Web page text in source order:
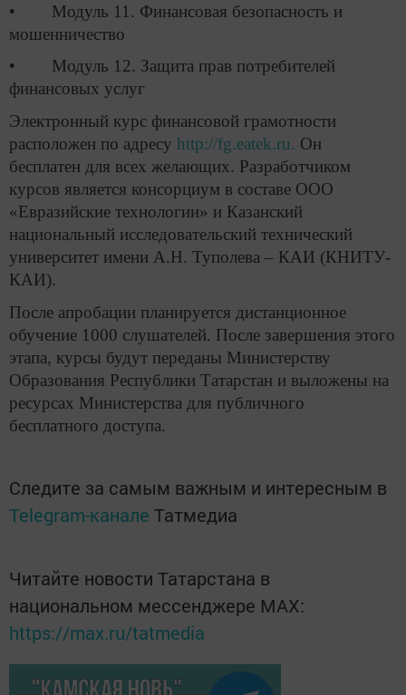
• Модуль 11. Финансовая безопасность и
мошенничество
• Модуль 12. Защита прав потребителей
финансовых услуг
Электронный курс финансовой грамотности
расположен по адресу http://fg.eatek.ru. Он
бесплатен для всех желающих. Разработчиком
курсов является консорциум в составе ООО
«Евразийские технологии» и Казанский
национальный исследовательский технический
университет имени А.Н. Туполева – КАИ (КНИТУ-
КАИ).
После апробации планируется дистанционное
обучение 1000 слушателей. После завершения этого
этапа, курсы будут переданы Министерству
Образования Республики Татарстан и выложены на
ресурсах Министерства для публичного
бесплатного доступа.
Следите за самым важным и интересным в
Telegram-канале Татмедиа
Читайте новости Татарстана в
национальном мессенджере MАХ:
https://max.ru/tatmedia